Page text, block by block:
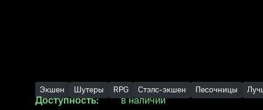
Экшен Шутеры RPG Стэлс-экшен Песочницы
Доступность:
в наличии